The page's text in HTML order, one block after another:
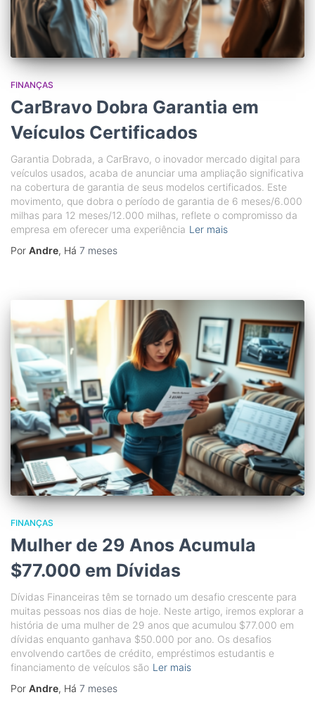
FINANÇAS
CarBravo Dobra Garantia em
Veículos Certificados
Garantia Dobrada, a CarBravo, o inovador mercado digital para
veículos usados, acaba de anunciar uma ampliação significativa
na cobertura de garantia de seus modelos certificados. Este
movimento, que dobra o período de garantia de 6 meses/6.000
milhas para 12 meses/12.000 milhas, reflete o compromisso da
empresa em oferecer uma experiência Ler mais
Por Andre, Há 7 meses
FINANÇAS
Mulher de 29 Anos Acumula
$77.000 em Dívidas
Dívidas Financeiras têm se tornado um desafio crescente para
muitas pessoas nos dias de hoje. Neste artigo, iremos explorar a
história de uma mulher de 29 anos que acumulou $77.000 em
dívidas enquanto ganhava $50.000 por ano. Os desafios
envolvendo cartões de crédito, empréstimos estudantis e
financiamento de veículos são Ler mais
Por Andre, Há 7 meses